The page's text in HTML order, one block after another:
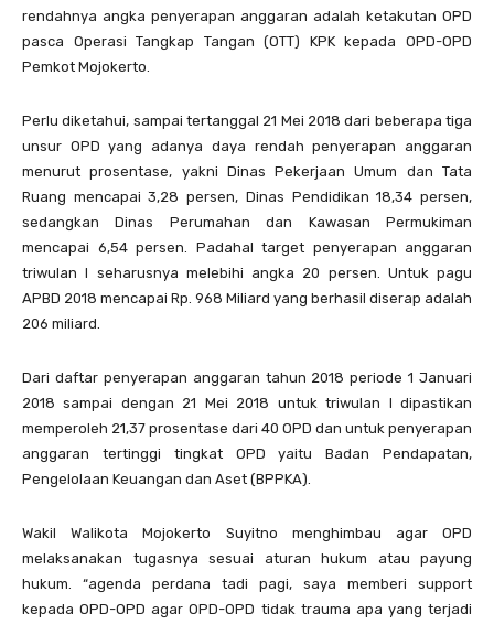
rendahnya angka penyerapan anggaran adalah ketakutan OPD
pasca Operasi Tangkap Tangan (OTT) KPK kepada OPD-OPD
Pemkot Mojokerto.
Perlu diketahui, sampai tertanggal 21 Mei 2018 dari beberapa tiga
unsur OPD yang adanya daya rendah penyerapan anggaran
menurut prosentase, yakni Dinas Pekerjaan Umum dan Tata
Ruang mencapai 3,28 persen, Dinas Pendidikan 18,34 persen,
sedangkan Dinas Perumahan dan Kawasan Permukiman
mencapai 6,54 persen. Padahal target penyerapan anggaran
triwulan I seharusnya melebihi angka 20 persen. Untuk pagu
APBD 2018 mencapai Rp. 968 Miliard yang berhasil diserap adalah
206 miliard.
Dari daftar penyerapan anggaran tahun 2018 periode 1 Januari
2018 sampai dengan 21 Mei 2018 untuk triwulan I dipastikan
memperoleh 21,37 prosentase dari 40 OPD dan untuk penyerapan
anggaran tertinggi tingkat OPD yaitu Badan Pendapatan,
Pengelolaan Keuangan dan Aset (BPPKA).
Wakil Walikota Mojokerto Suyitno menghimbau agar OPD
melaksanakan tugasnya sesuai aturan hukum atau payung
hukum. “agenda perdana tadi pagi, saya memberi support
kepada OPD-OPD agar OPD-OPD tidak trauma apa yang terjadi